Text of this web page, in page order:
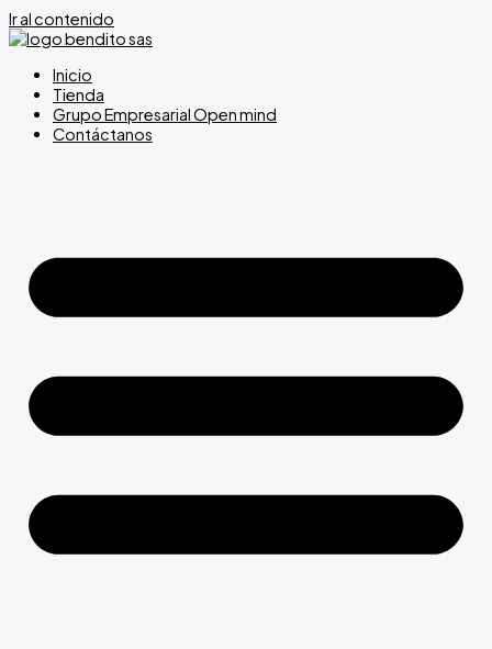
Ir al contenido
Inicio
Tienda
Grupo Empresarial Open mind
Contáctanos